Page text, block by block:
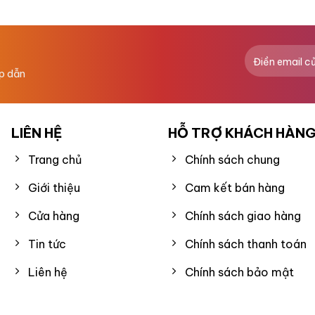
5
dẫn
LIÊN HỆ
Trang chủ
Giới thiệu
Cửa hàng
Tin tức
Liên hệ
HỖ TRỢ KHÁCH HÀNG
Chính sách chung
Cam kết bán hàng
Chính sách giao hàng
Chính sách thanh toán
Chính sách bảo mật